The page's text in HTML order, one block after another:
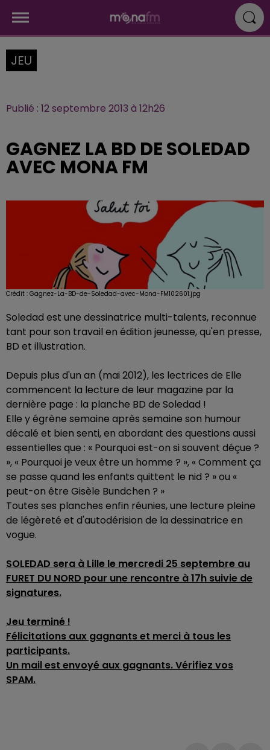
JEU
Publié : 12 septembre 2013 à 12h26
GAGNEZ LA BD DE SOLEDAD
AVEC MONA FM
Crédit : Gagnez-La-BD-de-Soledad-avec-Mona-FM102601.jpg
Soledad est une dessinatrice multi-talents, reconnue
tant pour son travail en édition jeunesse, qu'en presse,
BD et illustration.
Depuis plus d'un an (mai 2012), les lectrices de Elle
commencent la lecture de leur magazine par la
dernière page : la planche BD de Soledad !
Elle y égrène semaine après semaine son humour
décalé et bien senti, en abordant des questions aussi
essentielles que : « Pourquoi est-on si souvent déçue ?
», « Pourquoi je veux être un homme ? », « Comment ça
se passe quand les enfants quittent le nid ? » ou «
peut-on être Gisèle Bundchen ? »
Toutes ses planches enfin réunies, une lecture pleine
de légèreté et d'autodérision de la dessinatrice en
vogue.
SOLEDAD sera à Lille le mercredi 25 septembre au
FURET DU NORD pour une rencontre à 17h suivie de
signatures.
Jeu terminé !
Félicitations aux gagnants et merci à tous les
participants.
Un mail est envoyé aux gagnants. Vérifiez vos
SPAM.